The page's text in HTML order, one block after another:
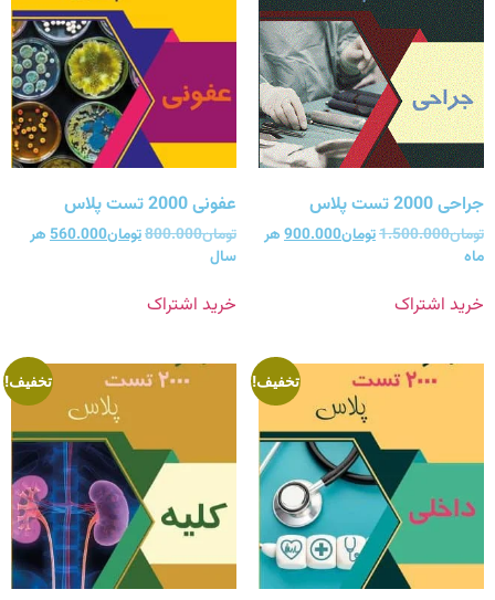
جراحی 2000 تست پلاس
تومان1.500.000تومان900.000هر
ماه
خرید اشتراک
عفونی 2000 تست پلاس
تومان800.000تومان560.000هر
سال
خرید اشتراک
تخفیف! تخفیف!